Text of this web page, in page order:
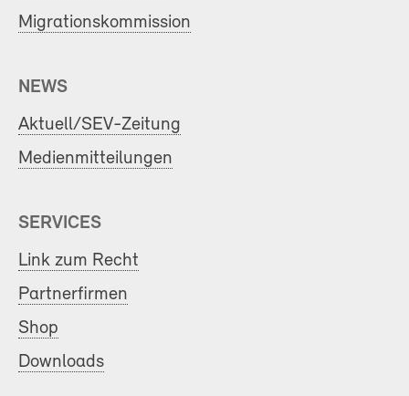
Migrationskommission
NEWS
Aktuell/SEV-Zeitung
Medienmitteilungen
SERVICES
Link zum Recht
Partnerfirmen
Shop
Downloads